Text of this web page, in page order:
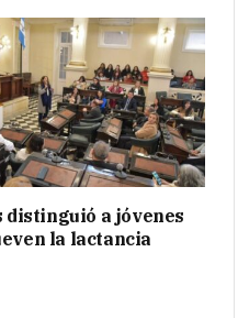
a jóvenes
la lactancia